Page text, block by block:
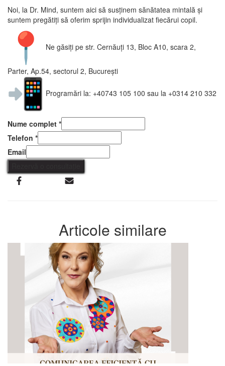
Noi, la Dr. Mind, suntem aici să susținem sănătatea mintală și
suntem pregătiți să oferim sprijin individualizat fiecărui copil.
Ne găsiți pe str. Cernăuți 13, Bloc A10, scara 2,
Parter, Ap.54, sectorul 2, București
Programări la: +40743 105 100 sau la +0314 210 332
Nume complet *
Telefon *
Email
Articole similare